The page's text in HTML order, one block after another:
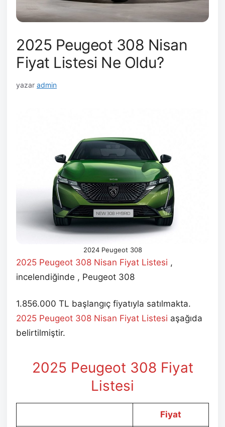
2025 Peugeot 308 Nisan
Fiyat Listesi Ne Oldu?
yazar admin
2024 Peugeot 308
2025 Peugeot 308 Nisan Fiyat Listesi ,
incelendiğinde , Peugeot 308
1.856.000 TL başlangıç fiyatıyla satılmakta.
2025 Peugeot 308 Nisan Fiyat Listesi aşağıda
belirtilmiştir.
2025 Peugeot 308 Fiyat
Listesi
Fiyat